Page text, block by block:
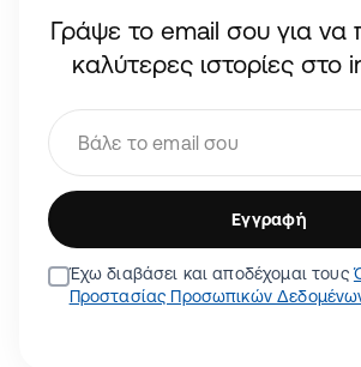
Γράψε το email σου για να
καλύτερες ιστορίες στο
Εγγραφή
Έχω διαβάσει και αποδέχομαι τους
Προστασίας Προσωπικών